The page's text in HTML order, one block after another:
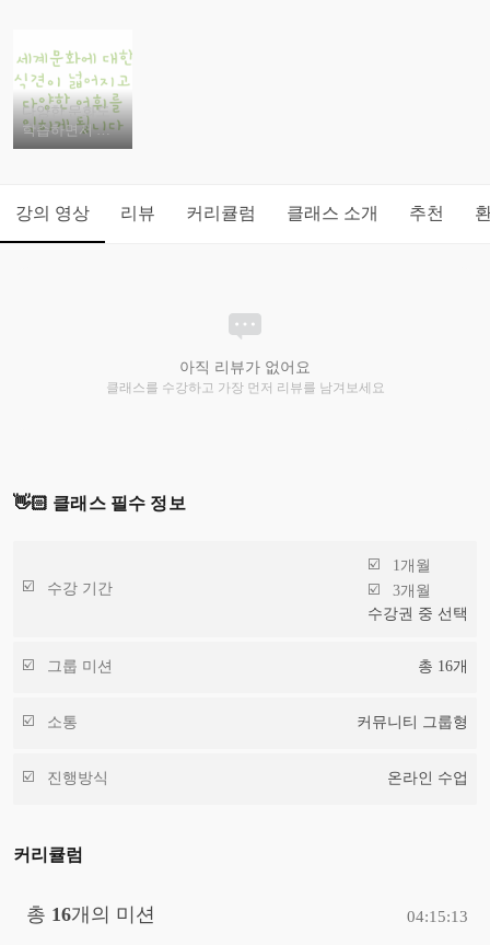
다양한 문화도
학습하면서 아
이의 영어 실력
강의 영상 리뷰 커리큘럼 클래스 소개 추천
아직 리뷰가 없어요
클래스를 수강하고 가장 먼저 리뷰를 남겨보세요
👋🏻 클래스 필수 정보
수강 기간
1개월
3개월
수강권 중 선택
그룹 미션 총 16개
소통 커뮤니티 그룹형
진행방식 온라인 수업
커리큘럼
총 16개의 미션 04:15:13